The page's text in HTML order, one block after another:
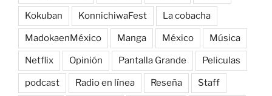
Kokuban KonnichiwaFest La cobacha
MadokaenMéxico Manga México Música
Netflix Opinión Pantalla Grande Peliculas
podcast Radio en línea Reseña Staff